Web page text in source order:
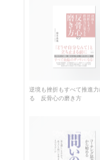
る 反骨心の磨き方